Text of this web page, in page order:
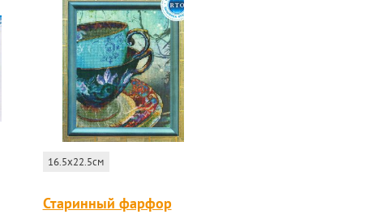
16.5x22.5см
Старинный фарфор